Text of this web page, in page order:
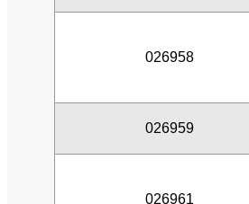
026958
026959
026961